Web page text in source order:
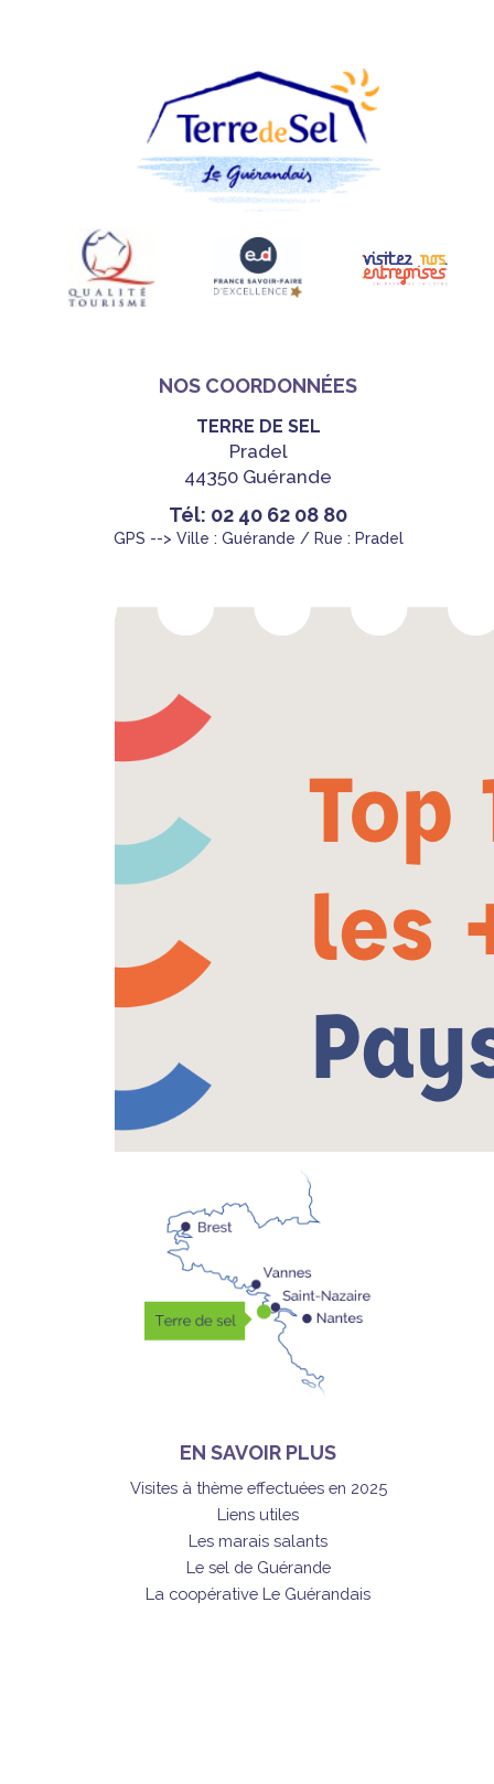
NOS COORDONNÉES
TERRE DE SEL
Pradel
44350 Guérande
Tél: 02 40 62 08 80
GPS --> Ville : Guérande / Rue : Pradel
EN SAVOIR PLUS
Visites à thème effectuées en 2025
Liens utiles
Les marais salants
Le sel de Guérande
La coopérative Le Guérandais